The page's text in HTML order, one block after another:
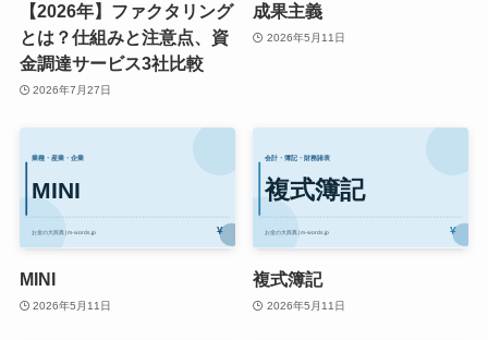
【2026年】ファクタリング
とは？仕組みと注意点、資
金調達サービス3社比較
2026年7月27日
成果主義
2026年5月11日
MINI
2026年5月11日
複式簿記
2026年5月11日